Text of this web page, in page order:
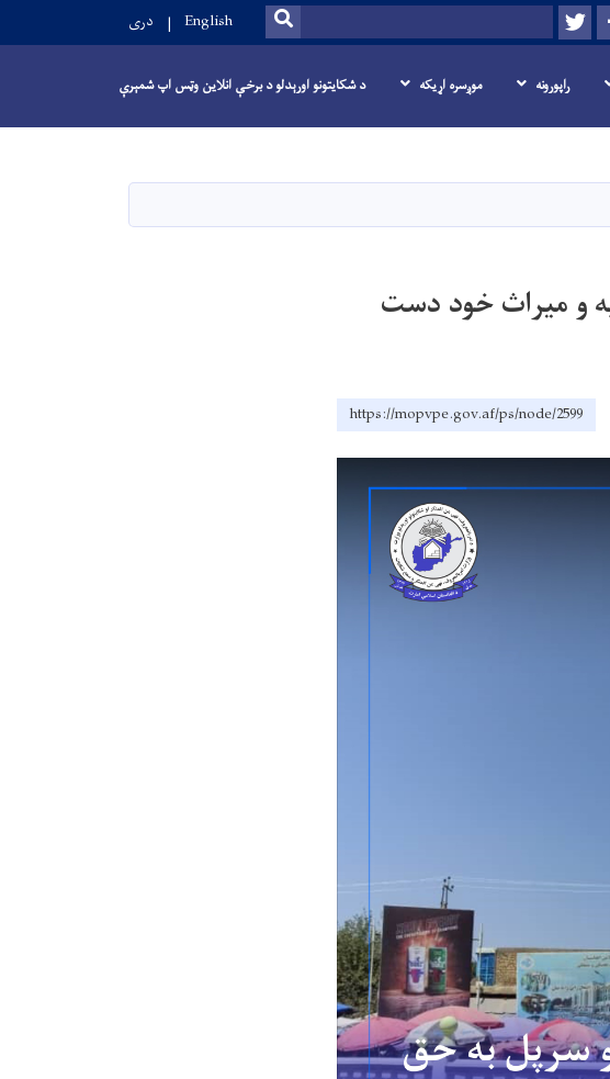
Facebook
Twitter
لټون SEARCH
English دری
راپورونه موږسره اړیکه د شکایتونو اورېدلو د برخې انلاین وټس اپ شمېرې
و میراث خود دست
https://mopvpe.gov.af/ps/node/2599